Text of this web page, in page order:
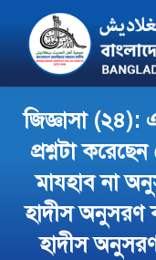
জিজ্ঞাসা (২৪):
প্রশ্নটা
মাযহাব না
হাদীস অনুসরণ
হাদীস